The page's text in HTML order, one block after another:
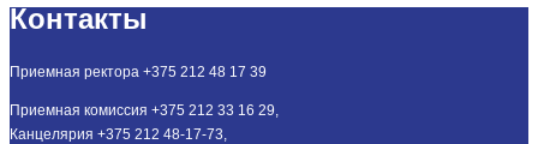
Контакты
Приемная ректора +375 212 48 17 39
Приемная комиссия +375 212 33 16 29,
Канцелярия +375 212 48-17-73,